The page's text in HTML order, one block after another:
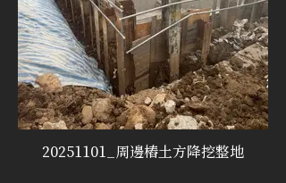
20251101_周邊樁土方降挖整地